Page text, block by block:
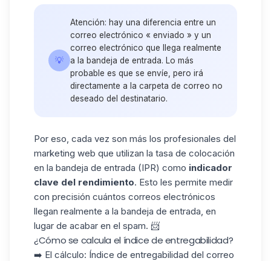
💡
Atención: hay una diferencia entre un
correo electrónico « enviado » y un
correo electrónico que llega realmente
a la bandeja de entrada. Lo más
probable es que se envíe, pero irá
directamente a la carpeta de correo no
deseado del destinatario.
Por eso, cada vez son más los profesionales del
marketing web que utilizan la tasa de colocación
en la bandeja de entrada (IPR) como indicador
clave del rendimiento. Esto les permite medir
con precisión cuántos correos electrónicos
llegan realmente a la bandeja de entrada, en
lugar de acabar en el spam. 📨
¿Cómo se calcula el índice de entregabilidad?
➡️ El cálculo: Índice de entregabilidad del correo